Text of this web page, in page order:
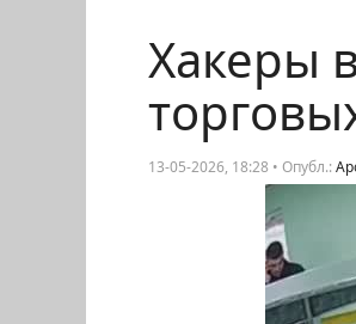
Хакеры
13-05-2026, 18:28 • Опубл.: